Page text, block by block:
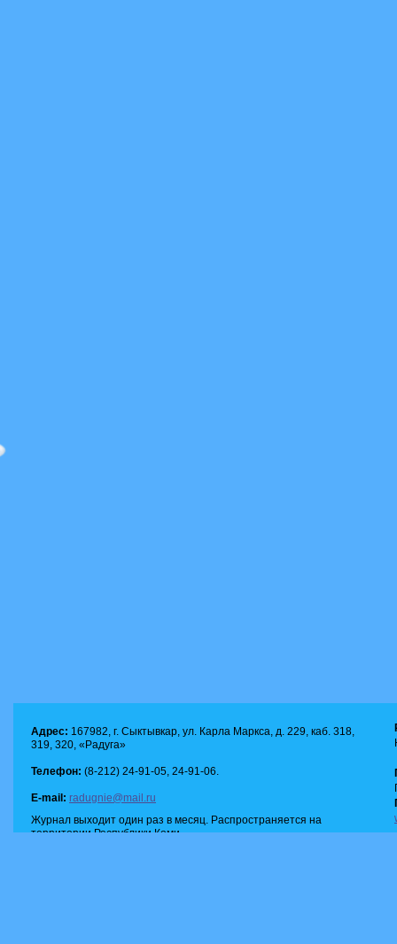
Адрес: 167982, г. Сыктывкар, ул. Карла Маркса, д. 229, каб. 318,
319, 320, «Радуга»
Телефон: (8-212) 24-91-05, 24-91-06.
E-mail: radugnie@mail.ru
Журнал выходит один раз в месяц. Распространяется на
территории Республики Коми.